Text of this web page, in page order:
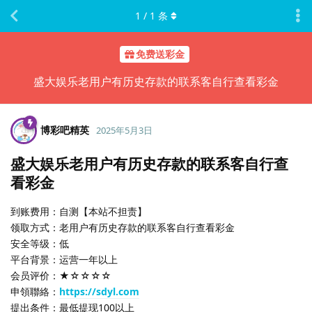
免费送彩金
盛大娱乐老用户有历史存款的联系客自行查看彩金
1 / 1 条
博彩吧精英 2025年5月3日
盛大娱乐老用户有历史存款的联系客自行查
看彩金
到账费用：自测【本站不担责】
领取方式：老用户有历史存款的联系客自行查看彩金
安全等级：低
平台背景：运营一年以上
会员评价：★☆☆☆☆
申領聯絡： https://sdyl.com
提出条件：最低提现100以上